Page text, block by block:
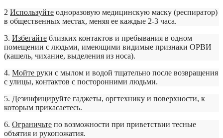
2 Используйте одноразовую медицинскую маску (респиратор)
в общественных местах, меняя ее каждые 2-3 часа.
3. Избегайте близких контактов и пребывания в одном
помещении с людьми, имеющими видимые признаки ОРВИ
(кашель, чихание, выделения из носа).
4. Мойте руки с мылом и водой тщательно после возвращения
с улицы, контактов с посторонними людьми.
5. Дезинфицируйте гаджеты, оргтехнику и поверхности, к
которым прикасаетесь.
6. Ограничьте по возможности при приветствии тесные
объятия и рукопожатия.